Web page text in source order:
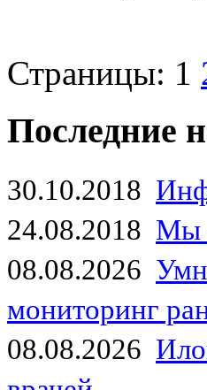
Страницы: 1
Последние
30.10.2018
24.08.2018 Мы
08.08.2026
мониторинг
08.08.2026